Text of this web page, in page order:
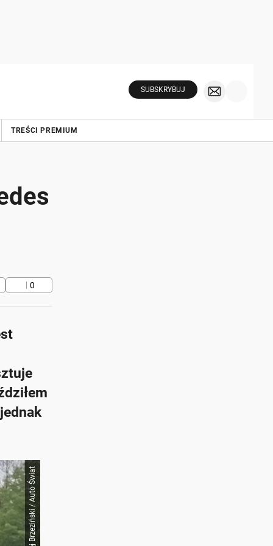
SUBSKRYBUJ
TREŚCI PREMIUM
0
Maciej Brzeziński / Auto Świat